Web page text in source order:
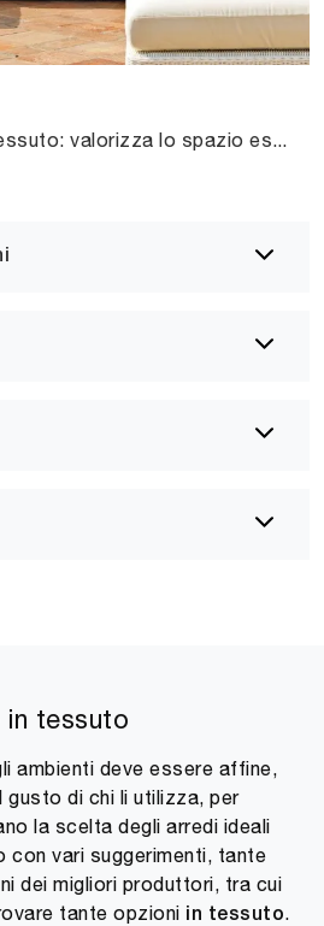
Arredo Giardino in tessuto: valorizza lo spazio esterno con diverse soluzioni di divani da giardino della firma Unopiu.
in tessuto
ambienti deve essere affine,
gusto di chi li utilizza, per
la scelta degli arredi ideali
con vari suggerimenti, tante
dei migliori produttori, tra cui
tante opzioni
in tessuto.